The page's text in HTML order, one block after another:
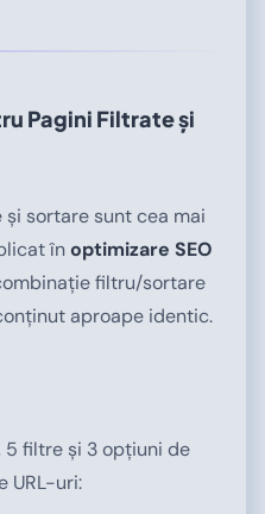
Pagini Filtrate și
sortare sunt cea mai
înoptimizare SEO
filtru/sortare
aproape identic.
5 filtre și 3 opțiuni de
URL-uri: